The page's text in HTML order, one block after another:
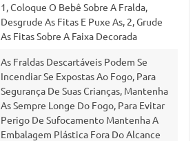
1, Coloque O Bebê Sobre A Fralda,
Desgrude As Fitas E Puxe As, 2, Grude
As Fitas Sobre A Faixa Decorada
As Fraldas Descartáveis Podem Se
Incendiar Se Expostas Ao Fogo, Para
Segurança De Suas Crianças, Mantenha
As Sempre Longe Do Fogo, Para Evitar
Perigo De Sufocamento Mantenha A
Embalagem Plástica Fora Do Alcance